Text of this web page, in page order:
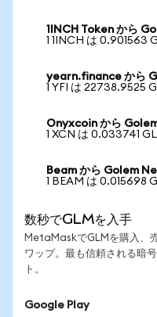
1INCH Token から
1 1INCH は 0.901563
yearn.finance から
1 YFI は 22738.9525
Onyxcoin から
1 XCN は 0.033741
Beam から Golem
1 BEAM は 0.015698
数秒でGLMを入手
MetaMaskでGLMを購入、
ワップ。最も信頼される暗
ト。
Google Play